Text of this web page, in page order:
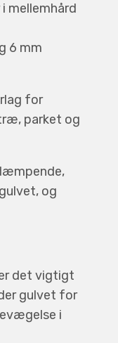
mellemhård
6 mm
for
parket og
og
det vigtigt
gulvet for
i